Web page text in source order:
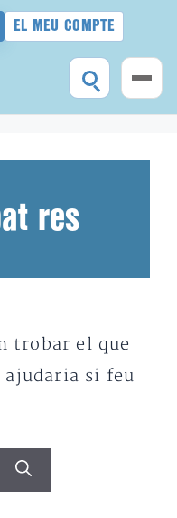
EL MEU COMPTE
res
trobar el que
ajudaria si feu